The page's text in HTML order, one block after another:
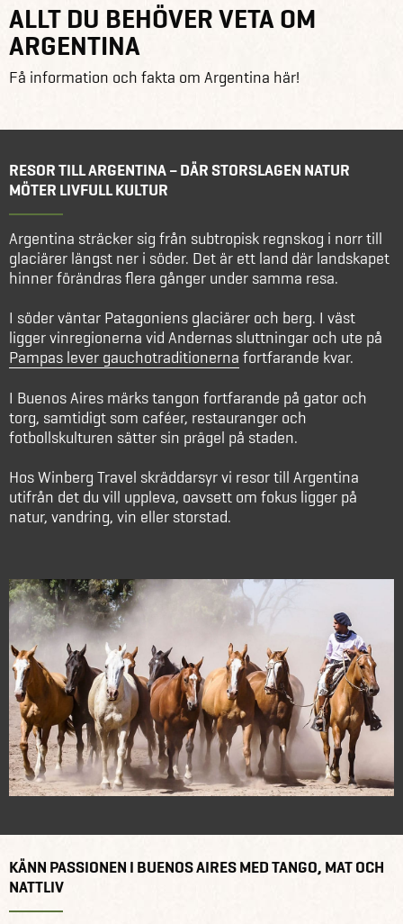
ALLT DU BEHÖVER VETA OM
ARGENTINA
Få information och fakta om Argentina här!
RESOR TILL ARGENTINA – DÄR STORSLAGEN NATUR
MÖTER LIVFULL KULTUR
Argentina sträcker sig från subtropisk regnskog i norr till
glaciärer längst ner i söder. Det är ett land där landskapet
hinner förändras flera gånger under samma resa.
I söder väntar Patagoniens glaciärer och berg. I väst
ligger vinregionerna vid Andernas sluttningar och ute på
Pampas lever gauchotraditionerna fortfarande kvar.
I Buenos Aires märks tangon fortfarande på gator och
torg, samtidigt som caféer, restauranger och
fotbollskulturen sätter sin prägel på staden.
Hos Winberg Travel skräddarsyr vi resor till Argentina
utifrån det du vill uppleva, oavsett om fokus ligger på
natur, vandring, vin eller storstad.
KÄNN PASSIONEN I BUENOS AIRES MED TANGO, MAT OCH
NATTLIV